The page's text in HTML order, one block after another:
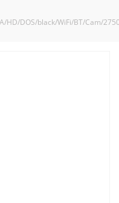
HD/DOS/black/WiFi/BT/Cam/